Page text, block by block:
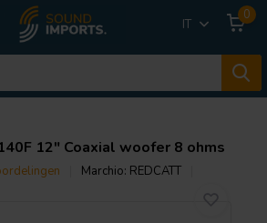
IT
0
12" Coaxial woofer 8 ohms
Marchio: REDCATT